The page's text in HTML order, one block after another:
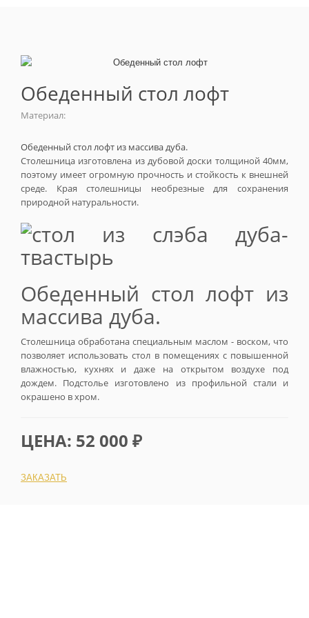
Обеденный стол лофт
Материал:
Обеденный стол лофт из массива дуба.
Столешница изготовлена из дубовой доски толщиной 40мм,
поэтому имеет огромную прочность и стойкость к внешней
среде. Края столешницы необрезные для сохранения
природной натуральности.
Обеденный стол лофт из
массива дуба.
Столешница обработана специальным маслом - воском, что
позволяет использовать стол в помещениях с повышенной
влажностью, кухнях и даже на открытом воздухе под
дождем. Подстолье изготовлено из профильной стали и
окрашено в хром.
ЦЕНА: 52 000 ₽
ЗАКАЗАТЬ